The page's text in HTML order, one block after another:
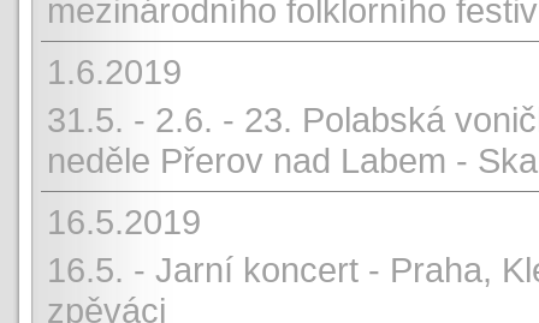
mezinárodního folklorního
1.6.2019
31.5. - 2.6. - 23. Polabská
neděle Přerov nad Labem -
16.5.2019
16.5. - Jarní koncert - Praha,
zpěváci